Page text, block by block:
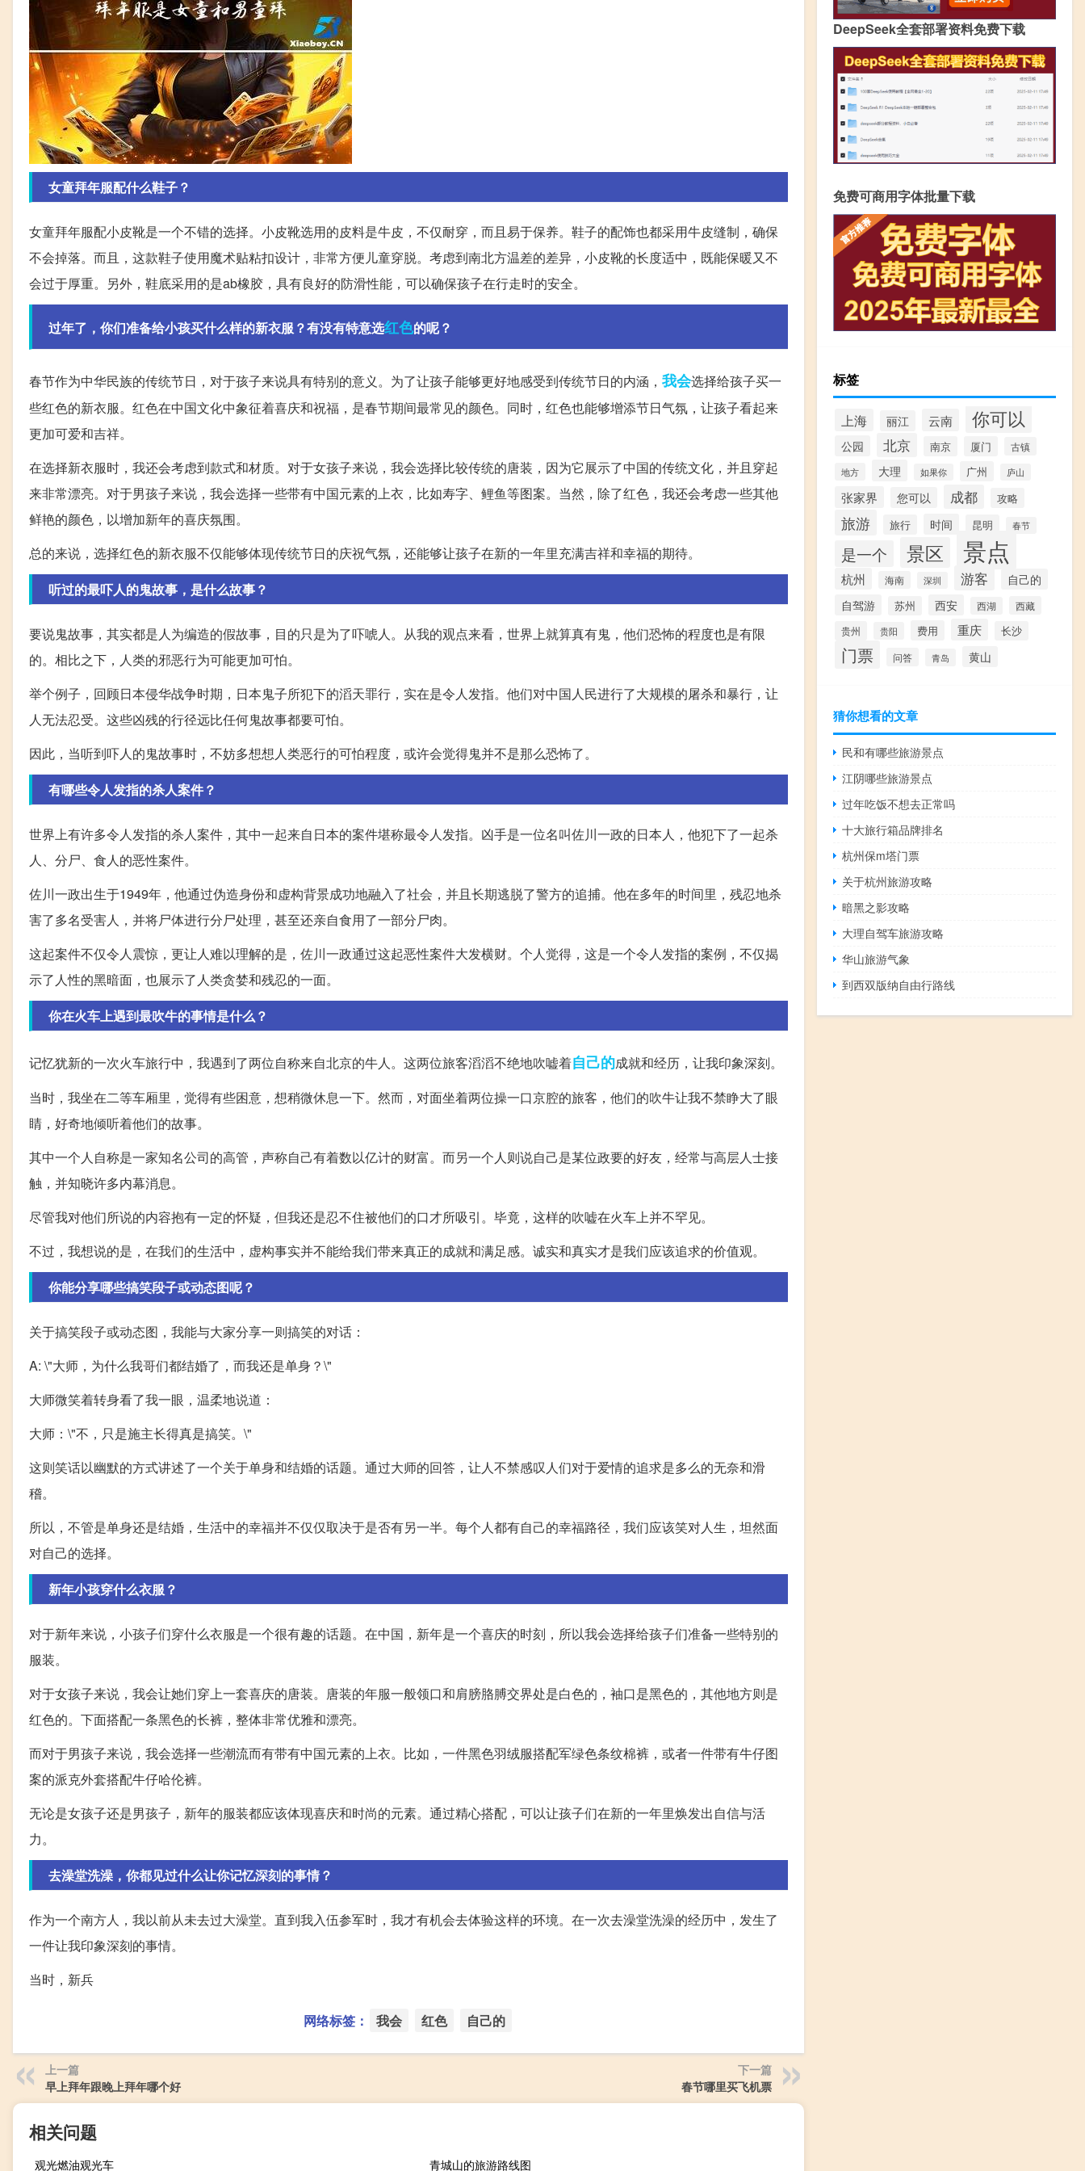
女童拜年服配什么鞋子？
女童拜年服配小皮靴是一个不错的选择。小皮靴选用的皮料是牛皮，不仅耐穿，而且易于保养。鞋子的配饰也都采用牛皮缝制，确保
不会掉落。而且，这款鞋子使用魔术贴粘扣设计，非常方便儿童穿脱。考虑到南北方温差的差异，小皮靴的长度适中，既能保暖又不
会过于厚重。另外，鞋底采用的是ab橡胶，具有良好的防滑性能，可以确保孩子在行走时的安全。
过年了，你们准备给小孩买什么样的新衣服？有没有特意选红色的呢？
春节作为中华民族的传统节日，对于孩子来说具有特别的意义。为了让孩子能够更好地感受到传统节日的内涵， 我会选择给孩子买一
些红色的新衣服。红色在中国文化中象征着喜庆和祝福，是春节期间最常见的颜色。同时，红色也能够增添节日气氛，让孩子看起来
更加可爱和吉祥。
在选择新衣服时，我还会考虑到款式和材质。对于女孩子来说，我会选择比较传统的唐装，因为它展示了中国的传统文化，并且穿起
来非常漂亮。对于男孩子来说，我会选择一些带有中国元素的上衣，比如寿字、鲤鱼等图案。当然，除了红色，我还会考虑一些其他
鲜艳的颜色，以增加新年的喜庆氛围。
总的来说，选择红色的新衣服不仅能够体现传统节日的庆祝气氛，还能够让孩子在新的一年里充满吉祥和幸福的期待。
听过的最吓人的鬼故事，是什么故事？
要说鬼故事，其实都是人为编造的假故事，目的只是为了吓唬人。从我的观点来看，世界上就算真有鬼，他们恐怖的程度也是有限
的。相比之下，人类的邪恶行为可能更加可怕。
举个例子，回顾日本侵华战争时期，日本鬼子所犯下的滔天罪行，实在是令人发指。他们对中国人民进行了大规模的屠杀和暴行，让
人无法忍受。这些凶残的行径远比任何鬼故事都要可怕。
因此，当听到吓人的鬼故事时，不妨多想想人类恶行的可怕程度，或许会觉得鬼并不是那么恐怖了。
有哪些令人发指的杀人案件？
世界上有许多令人发指的杀人案件，其中一起来自日本的案件堪称最令人发指。凶手是一位名叫佐川一政的日本人，他犯下了一起杀
人、分尸、食人的恶性案件。
佐川一政出生于1949年，他通过伪造身份和虚构背景成功地融入了社会，并且长期逃脱了警方的追捕。他在多年的时间里，残忍地杀
害了多名受害人，并将尸体进行分尸处理，甚至还亲自食用了一部分尸肉。
这起案件不仅令人震惊，更让人难以理解的是，佐川一政通过这起恶性案件大发横财。个人觉得，这是一个令人发指的案例，不仅揭
示了人性的黑暗面，也展示了人类贪婪和残忍的一面。
你在火车上遇到最吹牛的事情是什么？
记忆犹新的一次火车旅行中，我遇到了两位自称来自北京的牛人。这两位旅客滔滔不绝地吹嘘着自己的成就和经历，让我印象深刻。
当时，我坐在二等车厢里，觉得有些困意，想稍微休息一下。然而，对面坐着两位操一口京腔的旅客，他们的吹牛让我不禁睁大了眼
睛，好奇地倾听着他们的故事。
其中一个人自称是一家知名公司的高管，声称自己有着数以亿计的财富。而另一个人则说自己是某位政要的好友，经常与高层人士接
触，并知晓许多内幕消息。
尽管我对他们所说的内容抱有一定的怀疑，但我还是忍不住被他们的口才所吸引。毕竟，这样的吹嘘在火车上并不罕见。
不过，我想说的是，在我们的生活中，虚构事实并不能给我们带来真正的成就和满足感。诚实和真实才是我们应该追求的价值观。
你能分享哪些搞笑段子或动态图呢？
关于搞笑段子或动态图，我能与大家分享一则搞笑的对话：
A: \"大师，为什么我哥们都结婚了，而我还是单身？\"
大师微笑着转身看了我一眼，温柔地说道：
大师：\"不，只是施主长得真是搞笑。\"
这则笑话以幽默的方式讲述了一个关于单身和结婚的话题。通过大师的回答，让人不禁感叹人们对于爱情的追求是多么的无奈和滑
稽。
所以，不管是单身还是结婚，生活中的幸福并不仅仅取决于是否有另一半。每个人都有自己的幸福路径，我们应该笑对人生，坦然面
对自己的选择。
新年小孩穿什么衣服？
对于新年来说，小孩子们穿什么衣服是一个很有趣的话题。在中国，新年是一个喜庆的时刻，所以我会选择给孩子们准备一些特别的
服装。
对于女孩子来说，我会让她们穿上一套喜庆的唐装。唐装的年服一般领口和肩膀胳膊交界处是白色的，袖口是黑色的，其他地方则是
红色的。下面搭配一条黑色的长裤，整体非常优雅和漂亮。
而对于男孩子来说，我会选择一些潮流而有带有中国元素的上衣。比如，一件黑色羽绒服搭配军绿色条纹棉裤，或者一件带有牛仔图
案的派克外套搭配牛仔哈伦裤。
无论是女孩子还是男孩子，新年的服装都应该体现喜庆和时尚的元素。通过精心搭配，可以让孩子们在新的一年里焕发出自信与活
力。
去澡堂洗澡，你都见过什么让你记忆深刻的事情？
作为一个南方人，我以前从未去过大澡堂。直到我入伍参军时，我才有机会去体验这样的环境。在一次去澡堂洗澡的经历中，发生了
一件让我印象深刻的事情。
当时，新兵
网络标签： 我会 红色 自己的
上一篇
早上拜年跟晚上拜年哪个好
下一篇
春节哪里买飞机票
相关问题
观光燃油观光车 青城山的旅游路线图
DeepSeek全套部署资料免费下载
免费可商用字体批量下载
标签
上海 丽江 云南 你可以
公园 北京 南京 厦门 古镇
地方 大理 如果你 广州 庐山
张家界 您可以 成都 攻略
旅游 旅行 时间 昆明 春节
是一个 景区 景点
杭州 海南 深圳 游客
自己的
自驾游
苏州 西安 西湖 西藏
贵州 贵阳 费用 重庆 长沙
门票 问答 青岛 黄山
猜你想看的文章
民和有哪些旅游景点
江阴哪些旅游景点
过年吃饭不想去正常吗
十大旅行箱品牌排名
杭州保m塔门票
关于杭州旅游攻略
暗黑之影攻略
大理自驾车旅游攻略
华山旅游气象
到西双版纳自由行路线